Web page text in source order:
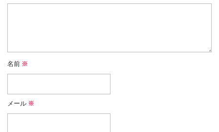
名前 ※
メール ※